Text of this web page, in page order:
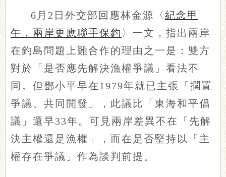
6月2日外交部回應林金源〈 紀念甲
午，兩岸更應聯手保釣 〉一文，指出兩岸
在釣島問題上難合作的理由之一是：雙方
對於「是否應先解決漁權爭議」看法不
同。但鄧小平早在1979年就已主張「擱置
爭議、共同開發」，此議比「東海和平倡
議」還早33年。可見兩岸差異不在「先解
決主權還是漁權」，而在是否堅持以「主
權存在爭議」作為談判前提。